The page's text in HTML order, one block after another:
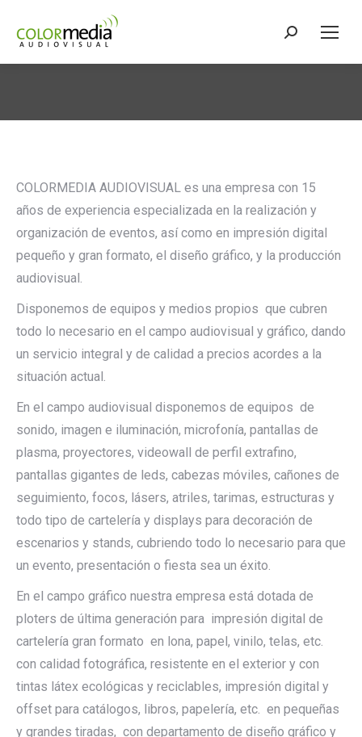
Buscar:
COLORMEDIA AUDIOVISUAL es una empresa con 15
años de experiencia especializada en la realización y
organización de eventos, así como en impresión digital
pequeño y gran formato, el diseño gráfico, y la producción
audiovisual.
Disponemos de equipos y medios propios que cubren
todo lo necesario en el campo audiovisual y gráfico, dando
un servicio integral y de calidad a precios acordes a la
situación actual.
En el campo audiovisual disponemos de equipos de
sonido, imagen e iluminación, microfonía, pantallas de
plasma, proyectores, videowall de perfil extrafino,
pantallas gigantes de leds, cabezas móviles, cañones de
seguimiento, focos, lásers, atriles, tarimas, estructuras y
todo tipo de cartelería y displays para decoración de
escenarios y stands, cubriendo todo lo necesario para que
un evento, presentación o fiesta sea un éxito.
En el campo gráfico nuestra empresa está dotada de
ploters de última generación para impresión digital de
cartelería gran formato en lona, papel, vinilo, telas, etc.
con calidad fotográfica, resistente en el exterior y con
tintas látex ecológicas y reciclables, impresión digital y
offset para catálogos, libros, papelería, etc. en pequeñas
y grandes tiradas, con departamento de diseño gráfico y